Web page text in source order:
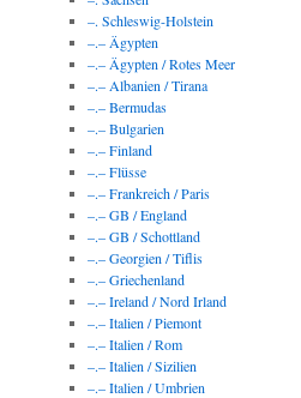
Freilichtmuseums
–. Schleswig-Holstein
–.– Ägypten
–.– Ägypten / Rotes Meer
–.– Albanien / Tirana
–.– Bermudas
–.– Bulgarien
–.– Finland
–.– Flüsse
–.– Frankreich / Paris
–.– GB / England
–.– GB / Schottland
–.– Georgien / Tiflis
–.– Griechenland
–.– Ireland / Nord Irland
–.– Italien / Piemont
–.– Italien / Rom
–.– Italien / Sizilien
–.– Italien / Umbrien